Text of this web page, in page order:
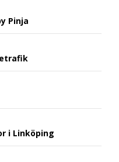
Pinja
i Linköping